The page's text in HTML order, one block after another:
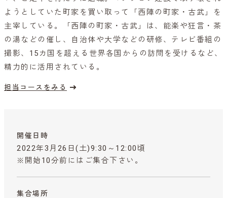
ようとしていた町家を買い取って「西陣の町家・古武」を
主宰している。「西陣の町家・古武」は、能楽や狂言・茶
の湯などの催し、自治体や大学などの研修、テレビ番組の
撮影、15カ国を超える世界各国からの訪問を受けるなど、
精力的に活用されている。
担当コースをみる
開催日時
2022年3月26日(土)9:30～12:00頃
※開始10分前にはご集合下さい。
集合場所